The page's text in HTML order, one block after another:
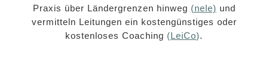
Praxis über Ländergrenzen hinweg (nele) und
vermitteln Leitungen ein kostengünstiges oder
kostenloses Coaching (LeiCo).